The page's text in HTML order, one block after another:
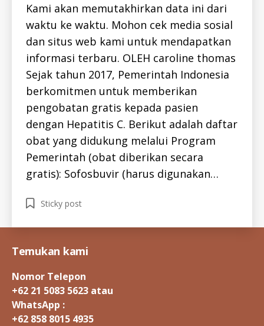
H
E
P
C
-
I
J
O
U
R
N
A
L
Kami akan memutakhirkan data ini dari
waktu ke waktu. Mohon cek media sosial
dan situs web kami untuk mendapatkan
informasi terbaru. OLEH caroline thomas
Sejak tahun 2017, Pemerintah Indonesia
berkomitmen untuk memberikan
pengobatan gratis kepada pasien
dengan Hepatitis C. Berikut adalah daftar
obat yang didukung melalui Program
Pemerintah (obat diberikan secara
gratis): Sofosbuvir (harus digunakan…
Tags
h
e
a
h
c
a
e
,
h
p
ti
s
,
n
d
o
n
Sticky post
Temukan kami
Nomor Telepon
+62 21 5083 5623 atau
WhatsApp :
+62 858 8015 4935